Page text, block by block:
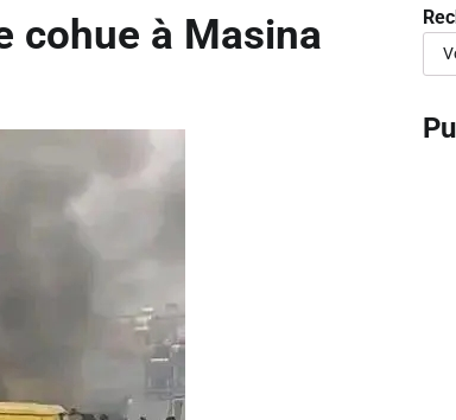
cohue à Masina